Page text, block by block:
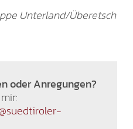
Unterland/Überetsch
oder Anregungen?